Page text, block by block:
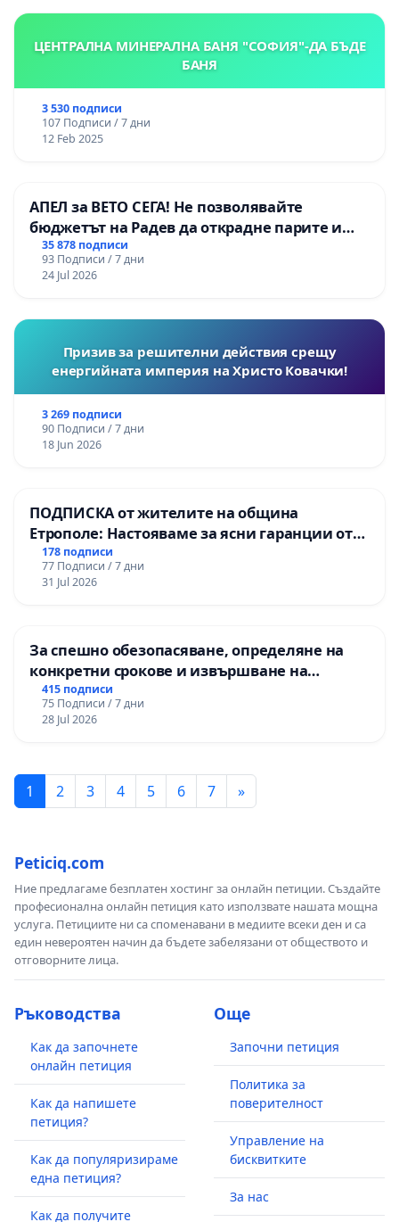
ЦЕНТРАЛНА МИНЕРАЛНА БАНЯ "СОФИЯ"-ДА БЪДЕ
БАНЯ
3 530 подписи
107 Подписи / 7 дни
12 Feb 2025
АПЕЛ за ВЕТО СЕГА! Не позволявайте
бюджетът на Радев да открадне парите и
правата ни в тъмното
35 878 подписи
93 Подписи / 7 дни
24 Jul 2026
Призив за решителни действия срещу
енергийната империя на Христо Ковачки!
3 269 подписи
90 Подписи / 7 дни
18 Jun 2026
ПОДПИСКА от жителите на община
Етрополе: Настояваме за ясни гаранции от
“Елаците-МЕД” АД и от държавата, че ще се
изпълнят всички екологични норми!
178 подписи
77 Подписи / 7 дни
31 Jul 2026
За спешно обезопасяване, определяне на
конкретни срокове и извършване на
цялостна рехабилитация на
републиканския път между пътен възел АМ
„Тракия“ - гр. Ихтиман - с. Мирово - к.к.
415 подписи
75 Подписи / 7 дни
28 Jul 2026
1 2 3 4 5 6 7 »
Peticiq.com
Ние предлагаме безплатен хостинг за онлайн петиции. Създайте
професионална онлайн петиция като използвате нашата мощна
услуга. Петициите ни са споменавани в медиите всеки ден и са
един невероятен начин да бъдете забелязани от обществото и
отговорните лица.
Ръководства
Как да започнете
онлайн петиция
Как да напишете
петиция?
Как да популяризираме
една петиция?
Как да получите
Още
Започни петиция
Политика за
поверителност
Управление на
бисквитките
За нас